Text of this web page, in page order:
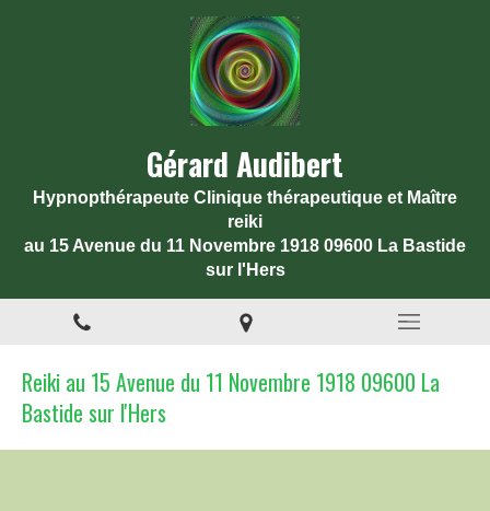
Gérard Audibert
Hypnopthérapeute Clinique thérapeutique et Maître
reiki
au 15 Avenue du 11 Novembre 1918 09600 La Bastide
sur l'Hers
Reiki au 15 Avenue du 11 Novembre 1918 09600 La
Bastide sur l'Hers